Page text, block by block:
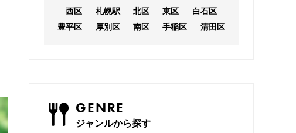
西区
札幌駅 北区 東区
白石区
豊平区
厚別区 南区 手稲区 清田区
GENRE
ジャンルから探す